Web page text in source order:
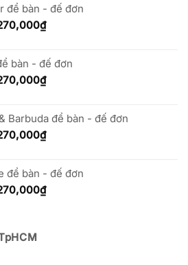
80,000₫
đến
270,000₫
để bàn - đế đơn
₫Khoảng
80,000₫
đến
270,000₫
bàn - đế đơn
₫Khoảng
80,000₫
đến
270,000₫
Barbuda để bàn - đế đơn
₫Khoảng
80,000₫
đến
270,000₫
để bàn - đế đơn
₫Khoảng